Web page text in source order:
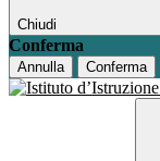
Chiudi
Conferma
Annulla Conferma